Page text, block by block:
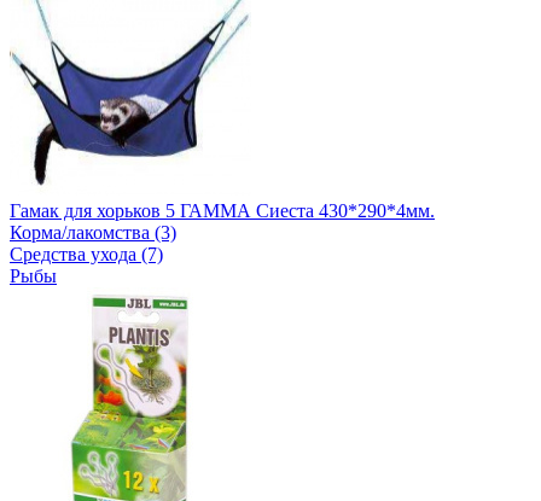
Гамак для хорьков 5 ГАММА Сиеста 430*290*4мм.
Корма/лакомства (3)
Средства ухода (7)
Рыбы